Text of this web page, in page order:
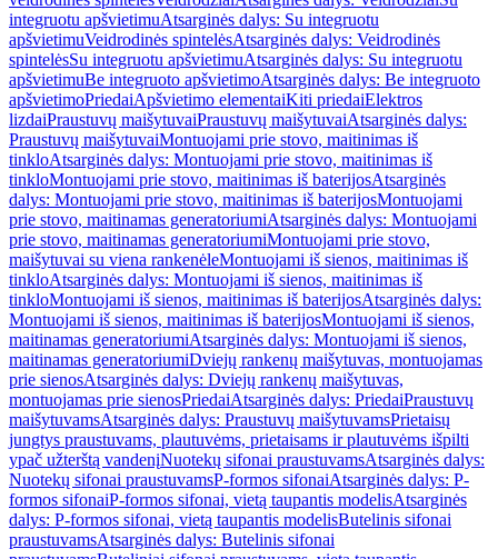
integruotu apšvietimuAtsarginės dalys: Su integruotu
apšvietimuVeidrodinės spintelėsAtsarginės dalys: Veidrodinės
spintelėsSu integruotu apšvietimuAtsarginės dalys: Su integruotu
apšvietimuBe integruoto apšvietimoAtsarginės dalys: Be integruoto
apšvietimoPriedaiApšvietimo elementaiKiti priedaiElektros
lizdaiPraustuvų maišytuvaiPraustuvų maišytuvaiAtsarginės dalys:
Praustuvų maišytuvaiMontuojami prie stovo, maitinimas iš
tinkloAtsarginės dalys: Montuojami prie stovo, maitinimas iš
tinkloMontuojami prie stovo, maitinimas iš baterijosAtsarginės
dalys: Montuojami prie stovo, maitinimas iš baterijosMontuojami
prie stovo, maitinamas generatoriumiAtsarginės dalys: Montuojami
prie stovo, maitinamas generatoriumiMontuojami prie stovo,
maišytuvai su viena rankenėleMontuojami iš sienos, maitinimas iš
tinkloAtsarginės dalys: Montuojami iš sienos, maitinimas iš
tinkloMontuojami iš sienos, maitinimas iš baterijosAtsarginės dalys:
Montuojami iš sienos, maitinimas iš baterijosMontuojami iš sienos,
maitinamas generatoriumiAtsarginės dalys: Montuojami iš sienos,
maitinamas generatoriumiDviejų rankenų maišytuvas, montuojamas
prie sienosAtsarginės dalys: Dviejų rankenų maišytuvas,
montuojamas prie sienosPriedaiAtsarginės dalys: PriedaiPraustuvų
maišytuvamsAtsarginės dalys: Praustuvų maišytuvamsPrietaisų
jungtys praustuvams, plautuvėms, prietaisams ir plautuvėms išpilti
ypač užterštą vandenįNuotekų sifonai praustuvamsAtsarginės dalys:
Nuotekų sifonai praustuvamsP-formos sifonaiAtsarginės dalys: P-
formos sifonaiP-formos sifonai, vietą taupantis modelisAtsarginės
dalys: P-formos sifonai, vietą taupantis modelisButelinis sifonai
praustuvamsAtsarginės dalys: Butelinis sifonai